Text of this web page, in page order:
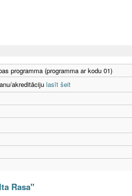
programma (programma ar kodu 01)
akreditāciju lasīt šeit
Rasa"